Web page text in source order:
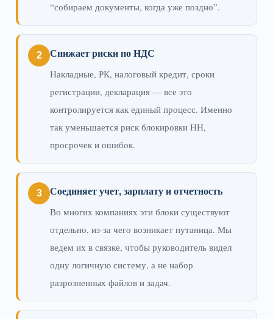
“собираем документы, когда уже поздно”.
Снижает риски по НДС
Накладные, РК, налоговый кредит, сроки
регистрации, декларация — все это
контролируется как единый процесс. Именно
так уменьшается риск блокировки НН,
просрочек и ошибок.
Соединяет учет, зарплату и отчетность
Во многих компаниях эти блоки существуют
отдельно, из-за чего возникает путаница. Мы
ведем их в связке, чтобы руководитель видел
одну логичную систему, а не набор
разрозненных файлов и задач.